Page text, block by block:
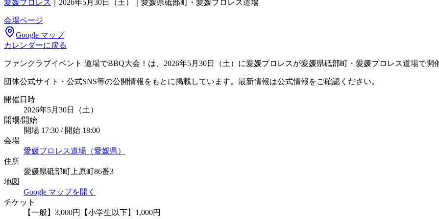
愛媛プロレス 2026年5月30日（土）｜愛媛県砥部町・愛媛プロレス道場
会場ページ
Google マップ
カレンダーに戻る
ファンクラブイベント 道場でBBQ大会！は、2026年5月30日（土）に愛媛プロレスが愛媛県砥部町・愛媛プロレス道場で開
団体公式サイト・公式SNS等の公開情報をもとに掲載しています。最新情報は公式情報をご確認ください。
開催日時
2026年5月30日（土）
開場/開始
開場 17:30 / 開始 18:00
会場
愛媛プロレス道場（愛媛県）
住所
愛媛県砥部町上原町86番3
地図
Google マップを開く
チケット
【一般】3,000円【小学生以下】1,000円